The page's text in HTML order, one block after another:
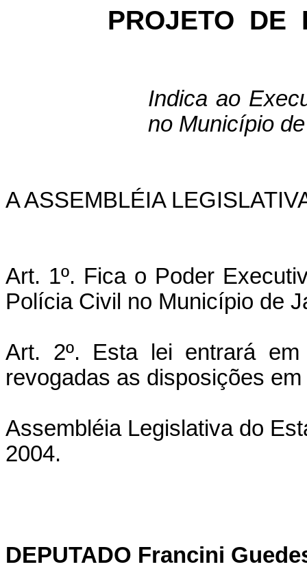
PROJETO DE
Indica ao
no Município
A ASSEMBLÉIA
Art. 1º. Fica o Poder
Polícia Civil no Município de
Art. 2º. Esta lei entrará
revogadas as disposições
Assembléia Legislativa do
2004.
DEPUTADO Francini